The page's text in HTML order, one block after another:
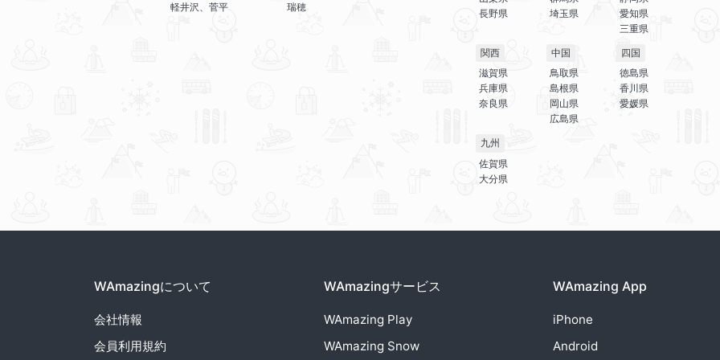
軽井沢、菅平 瑞穂
長野県
埼玉県
愛知県
三重県
関西
滋賀県
兵庫県
奈良県
中国
鳥取県
島根県
岡山県
広島県
四国
徳島県
香川県
愛媛県
九州
佐賀県
大分県
WAmazingについて
会社情報
会員利用規約
WAmazingサービス
WAmazing Play
WAmazing Snow
WAmazing App
iPhone
Android